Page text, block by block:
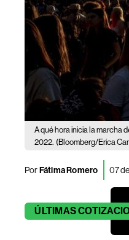
A qué hora inicia la marcha
2022. (Bloomberg/Erica
PorFátima Romero 07
ÚLTIMAS